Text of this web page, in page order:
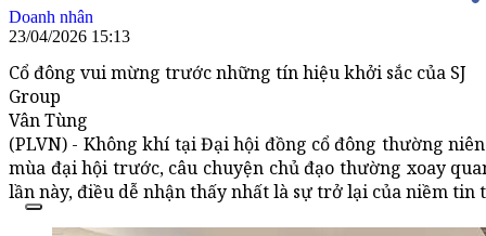
Doanh nhân
23/04/2026 15:13
Cổ đông vui mừng trước những tín hiệu khởi sắc của SJ
Group
Vân Tùng
(PLVN) - Không khí tại Đại hội đồng cổ đông thường
mùa đại hội trước, câu chuyện chủ đạo thường xoay
lần này, điều dễ nhận thấy nhất là sự trở lại của niềm